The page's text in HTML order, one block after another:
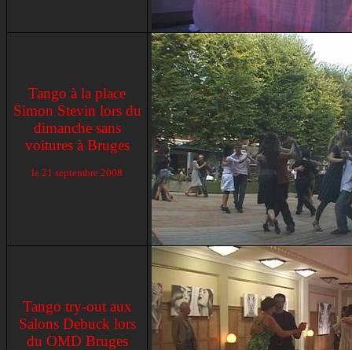
Tango à la place
Simon Stevin lors du
dimanche sans
voitures à Bruges
le 21 septembre 2008
Tango try-out aux
Salons Debuck lors
du OMD Bruges